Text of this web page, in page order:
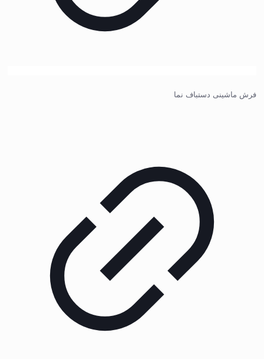
فرش ماشینی دستباف نما